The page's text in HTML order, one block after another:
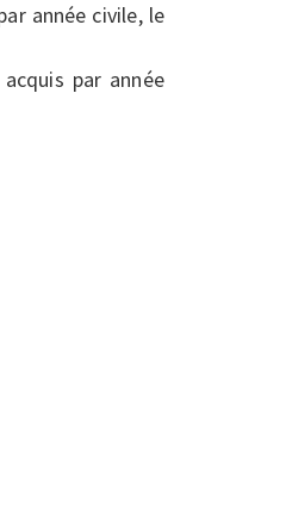
année civile, le
par année